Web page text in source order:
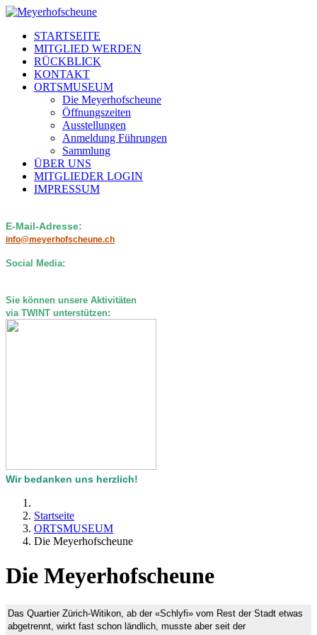
STARTSEITE
MITGLIED WERDEN
RÜCKBLICK
KONTAKT
ORTSMUSEUM
Die Meyerhofscheune
Öffnungszeiten
Ausstellungen
Anmeldung Führungen
Sammlung
ÜBER UNS
MITGLIEDER LOGIN
IMPRESSUM
E-Mail-Adresse:
info@meyerhofscheune.ch
Social Media:
Sie können unsere Aktivitäten
via TWINT unterstützen:
Wir bedanken uns herzlich!
Startseite
ORTSMUSEUM
Die Meyerhofscheune
Die Meyerhofscheune
Das Quartier Zürich-Witikon, ab der «Schlyfi» vom Rest der Stadt etwas
abgetrennt, wirkt fast schon ländlich, musste aber seit der